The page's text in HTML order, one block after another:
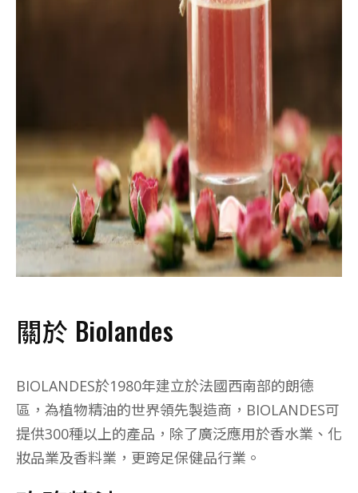
關於 Biolandes
BIOLANDES於1980年建立於法國西南部的朗德
區，為植物精油的世界領先製造商，BIOLANDES可
提供300種以上的產品，除了廣泛應用於香水業、化
妝品業及香料業，更跨足保健品行業。